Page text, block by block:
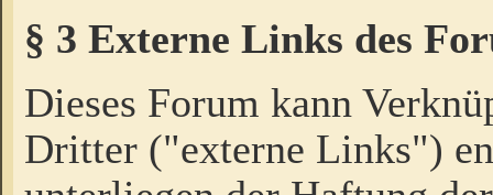
§ 3 Externe Links des
Dieses Forum kann
Dritter ("externe Links")